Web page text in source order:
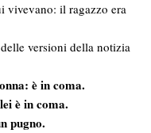
vivevano: il ragazzo era
versioni della notizia
è in coma.
è in coma.
pugno.